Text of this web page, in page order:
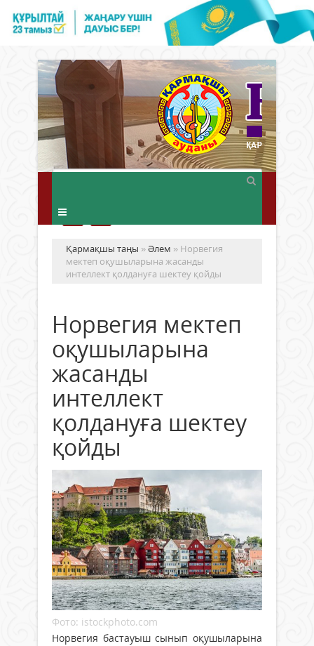
Қармақшы таңы »Әлем » Норвегия
мектеп оқушыларына жасанды
интеллект қолдануға шектеу қойды
Норвегия мектеп
оқушыларына
жасанды
интеллект
қолдануға шектеу
қойды
Фото: istockphoto.com
Норвегия бастауыш сынып оқушыларына